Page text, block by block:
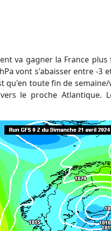
va gagner la France
vont s'abaisser entre -3
qu'en toute fin de
le proche Atlantique.